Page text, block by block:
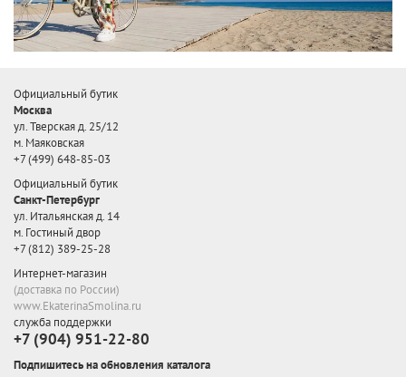
Официальный бутик
Москва
ул. Тверская д. 25/12
м. Маяковская
+7 (499) 648-85-03
Официальный бутик
Санкт-Петербург
ул. Итальянская д. 14
м. Гостиный двор
+7 (812) 389-25-28
Интернет-магазин
(доставка по России)
www.EkaterinaSmolina.ru
служба поддержки
+7 (904) 951-22-80
Подпишитесь на обновления каталога